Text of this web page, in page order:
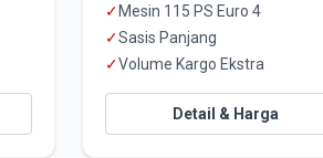
✓ Mesin 115 PS Euro 4
✓Sasis Panjang
✓Volume Kargo Ekstra
Detail & Harga